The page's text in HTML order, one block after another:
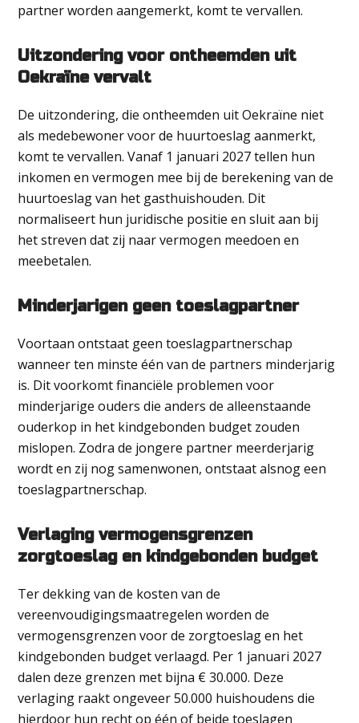
partner worden aangemerkt, komt te vervallen.
Uitzondering voor ontheemden uit
Oekraïne vervalt
De uitzondering, die ontheemden uit Oekraïne niet
als medebewoner voor de huurtoeslag aanmerkt,
komt te vervallen. Vanaf 1 januari 2027 tellen hun
inkomen en vermogen mee bij de berekening van de
huurtoeslag van het gasthuishouden. Dit
normaliseert hun juridische positie en sluit aan bij
het streven dat zij naar vermogen meedoen en
meebetalen.
Minderjarigen geen toeslagpartner
Voortaan ontstaat geen toeslagpartnerschap
wanneer ten minste één van de partners minderjarig
is. Dit voorkomt financiële problemen voor
minderjarige ouders die anders de alleenstaande
ouderkop in het kindgebonden budget zouden
mislopen. Zodra de jongere partner meerderjarig
wordt en zij nog samenwonen, ontstaat alsnog een
toeslagpartnerschap.
Verlaging vermogensgrenzen
zorgtoeslag en kindgebonden budget
Ter dekking van de kosten van de
vereenvoudigingsmaatregelen worden de
vermogensgrenzen voor de zorgtoeslag en het
kindgebonden budget verlaagd. Per 1 januari 2027
dalen deze grenzen met bijna € 30.000. Deze
verlaging raakt ongeveer 50.000 huishoudens die
hierdoor hun recht op één of beide toeslagen